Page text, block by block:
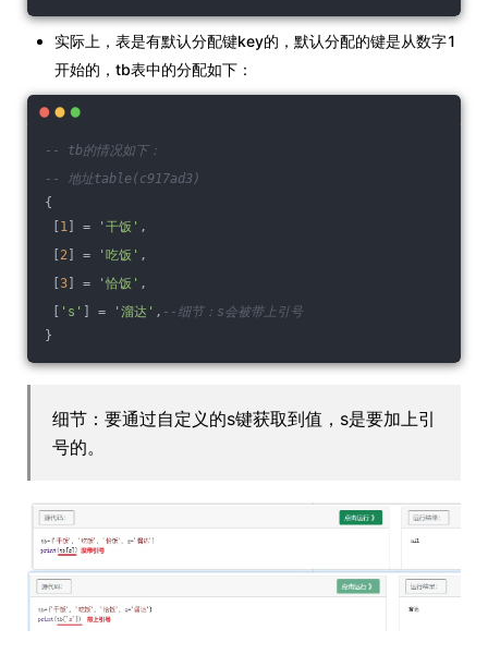
实际上，表是有默认分配键key的，默认分配的键是从数字1
开始的，tb表中的分配如下：
-- tb的情况如下：
-- 地址table(c917ad3)
{
1 ] = '干饭' ,
2 ] = '吃饭' ,
3 ] = '恰饭' ,
's' ] = '溜达' , --细节：s会被带上引号
}
细节：要通过自定义的s键获取到值，s是要加上引
号的。